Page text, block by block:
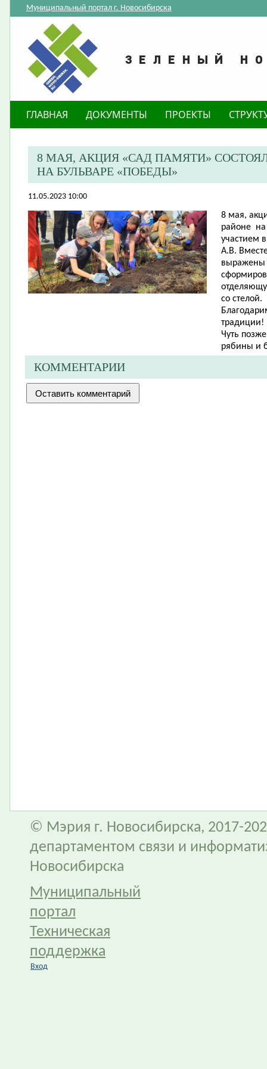
Муниципальный портал г. Новосибирска
ГЛАВНАЯ ДОКУМЕНТЫ ПРОЕКТЫ
8 МАЯ, АКЦИЯ «САД ПАМЯТИ»
НА БУЛЬВАРЕ «ПОБЕДЫ»​
11.05.2023 10:00
8 мая,
районе
участием
А.В.
выражены
со стелой.
традиции!
Чуть
рябины и
КОММЕНТАРИИ
© Мэрия г. Новосибирска, 2017-
департаментом связи и
Новосибирска
Муниципальный
портал
Техническая
поддержка
Вход